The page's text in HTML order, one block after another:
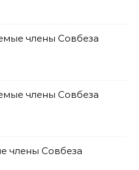
члены Совбеза
члены Совбеза
члены Совбеза